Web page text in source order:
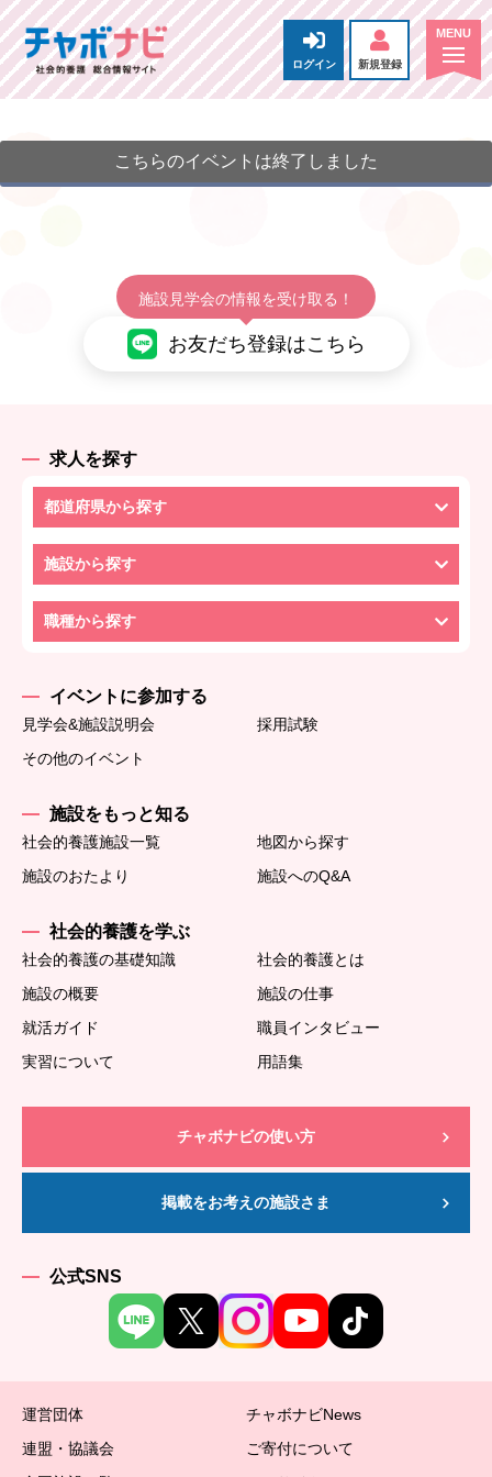
ログイン 新規登録
こちらのイベントは終了しました
施設見学会の情報を受け取る！
お友だち登録はこちら
求人を探す
都道府県から探す
施設から探す
職種から探す
イベントに参加する
見学会&施設説明会
採用試験
その他のイベント
施設をもっと知る
社会的養護施設一覧
地図から探す
施設のおたより
施設へのQ&A
社会的養護を学ぶ
社会的養護の基礎知識
社会的養護とは
施設の概要
施設の仕事
就活ガイド
職員インタビュー
実習について
用語集
チャボナビの使い方
掲載をお考えの施設さま
公式SNS
運営団体
チャボナビNews
連盟・協議会
ご寄付について